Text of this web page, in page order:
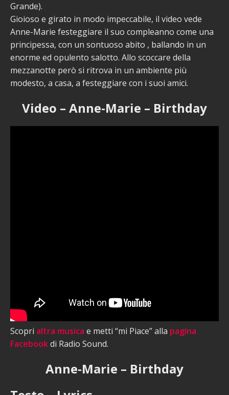
Grande).
Gioioso e girato in modo impeccabile, il video vede
Anne-Marie festeggiare il suo compleanno come una
principessa, con un sontuoso abito , ballando in un
enorme ed opulento salotto. Allo scoccare della
mezzanotte però si ritrova in un ambiente più
modesto, a casa, a festeggiare con i suoi amici.
Video – Anne-Marie – Birthday
Scopri altra musica e metti “mi Piace” alla pagina
Facebookdi Radio Sound.
Anne-Marie – Birthday